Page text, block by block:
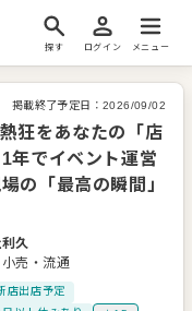
探す ログイン メニュー
掲載終了予定日： 2026/09/02
狂をあなたの「店
年でイベント運営
の「最高の瞬間」
久
売・流通
店出店予定